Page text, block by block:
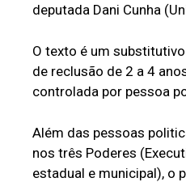
deputada Dani Cunha
O texto é um
de reclusão de 2 a 4
controlada por pessoa
Além das pessoas
nos três Poderes
estadual e municipal), o